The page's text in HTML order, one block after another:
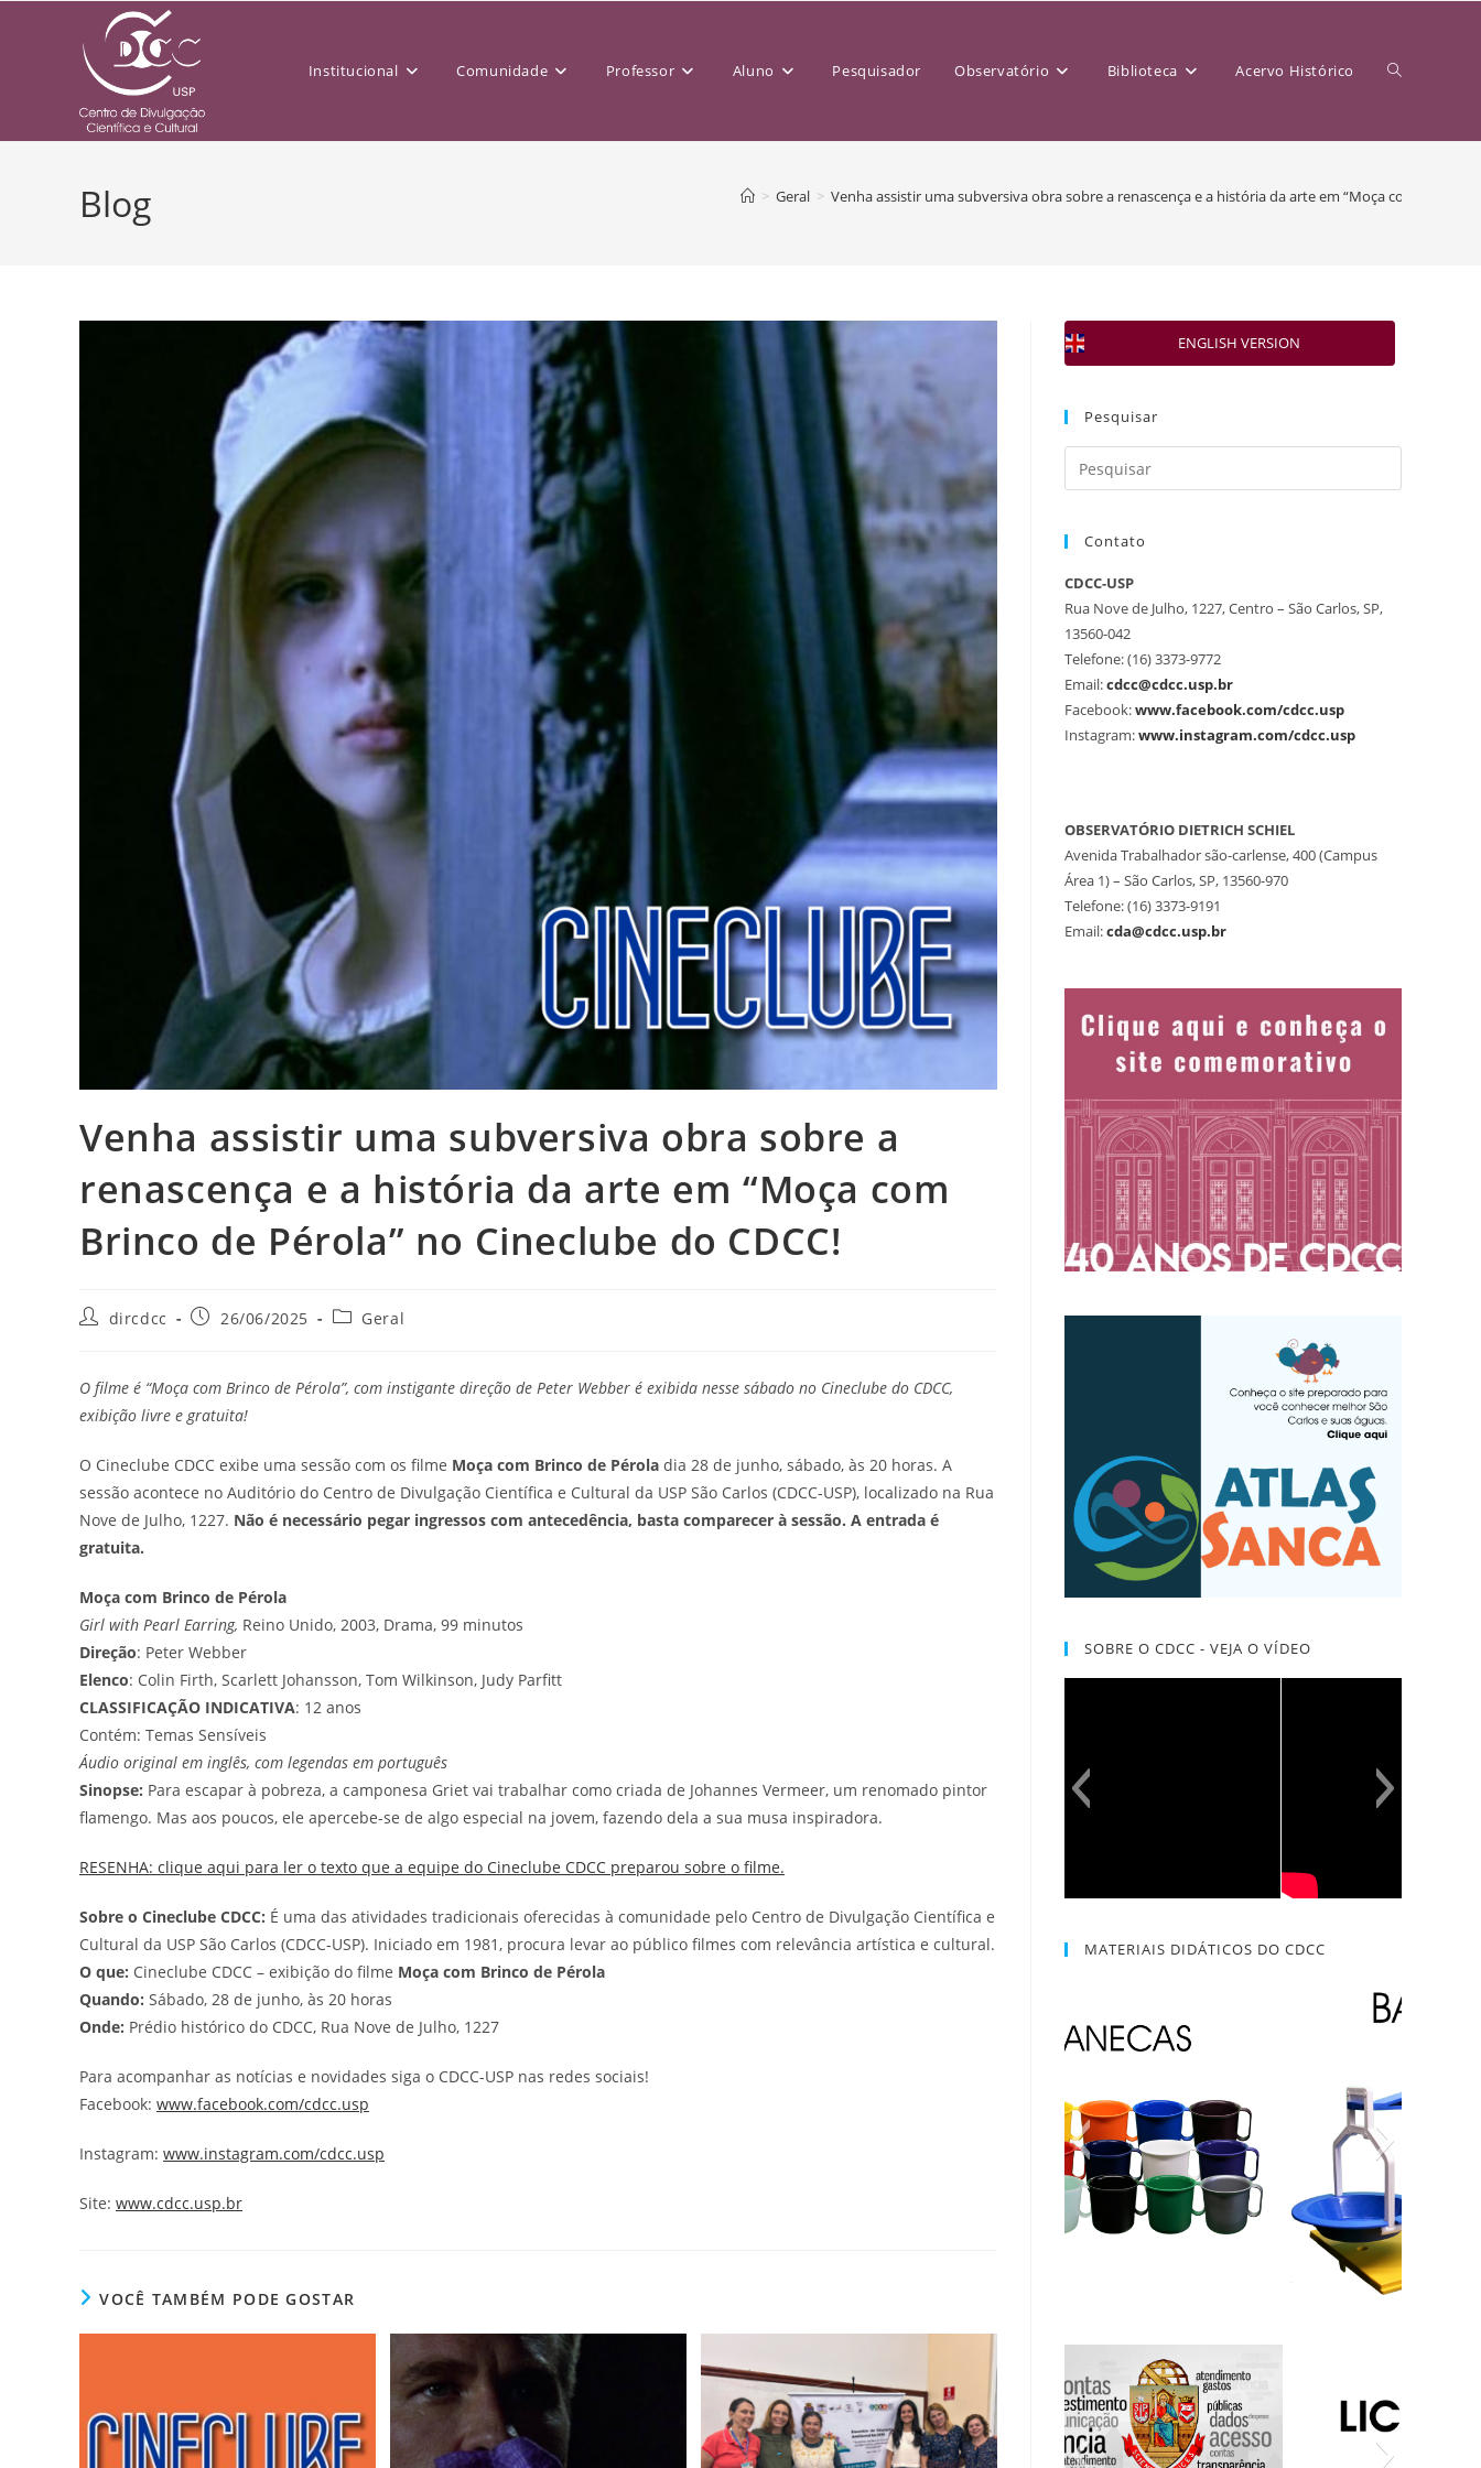
Institucional Comunidade Professor Aluno Pesquisador Observatório Biblioteca Acervo Histórico
Blog > Geral > Venha assistir uma subversiva obra sobre a renascença e a história da arte em “Moça com Brinco
Venha assistir uma subversiva obra sobre a
renascença e a história da arte em “Moça com
Brinco de Pérola” no Cineclube do CDCC!
dircdcc 26/06/2025 Geral
O filme é “Moça com Brinco de Pérola”, com instigante direção de Peter Webber é exibida nesse sábado no Cineclube do CDCC,
exibição livre e gratuita!
O Cineclube CDCC exibe uma sessão com os filme Moça com Brinco de Pérola dia 28 de junho, sábado, às 20 horas. A
sessão acontece no Auditório do Centro de Divulgação Científica e Cultural da USP São Carlos (CDCC-USP), localizado na Rua
Nove de Julho, 1227. Não é necessário pegar ingressos com antecedência, basta comparecer à sessão. A entrada é
gratuita.
Moça com Brinco de Pérola
Girl with Pearl Earring, Reino Unido, 2003, Drama, 99 minutos
Direção: Peter Webber
Elenco: Colin Firth, Scarlett Johansson, Tom Wilkinson, Judy Parfitt
CLASSIFICAÇÃO INDICATIVA: 12 anos
Contém: Temas Sensíveis
Áudio original em inglês, com legendas em português
Sinopse: Para escapar à pobreza, a camponesa Griet vai trabalhar como criada de Johannes Vermeer, um renomado pintor
flamengo. Mas aos poucos, ele apercebe-se de algo especial na jovem, fazendo dela a sua musa inspiradora.
RESENHA: clique aqui para ler o texto que a equipe do Cineclube CDCC preparou sobre o filme.
Sobre o Cineclube CDCC: É uma das atividades tradicionais oferecidas à comunidade pelo Centro de Divulgação Científica e
Cultural da USP São Carlos (CDCC-USP). Iniciado em 1981, procura levar ao público filmes com relevância artística e cultural.
O que: Cineclube CDCC – exibição do filme Moça com Brinco de Pérola
Quando: Sábado, 28 de junho, às 20 horas
Onde: Prédio histórico do CDCC, Rua Nove de Julho, 1227
Para acompanhar as notícias e novidades siga o CDCC-USP nas redes sociais!
Facebook: www.facebook.com/cdcc.usp
Instagram: www.instagram.com/cdcc.usp
Site: www.cdcc.usp.br
VOCÊ TAMBÉM PODE GOSTAR
ENGLISH VERSION
Pesquisar
Contato
CDCC-USP
Rua Nove de Julho, 1227, Centro – São Carlos, SP,
13560-042
Telefone: (16) 3373-9772
Email:cdcc@cdcc.usp.br
Facebook:www.facebook.com/cdcc.usp
Instagram:www.instagram.com/cdcc.usp
OBSERVATÓRIO DIETRICH SCHIEL
Avenida Trabalhador são-carlense, 400 (Campus
Área 1) – São Carlos, SP, 13560-970
Telefone: (16) 3373-9191
Email:cda@cdcc.usp.br
SOBRE O CDCC - VEJA O VÍDEO
MATERIAIS DIDÁTICOS DO CDCC